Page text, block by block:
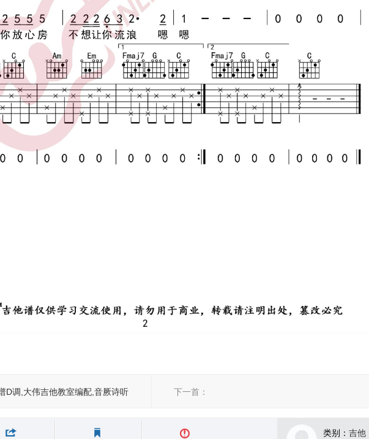
D调,大伟吉他教室编配,音厥诗听 下一首：
类别： 吉他